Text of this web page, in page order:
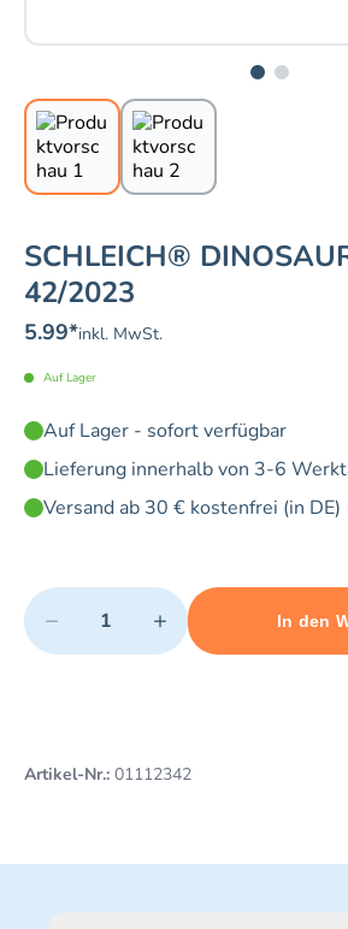
SCHLEICH®
42/2023
5.99*inkl. MwSt.
Auf Lager
Auf Lager - sofort verfügbar
Lieferung innerhalb von 3-6
Versand ab 30 € kostenfrei (in DE)
Quantity
− +
Minimum quantity: 1 MaximumIn den
Add 1 item to cart
Artikel-Nr.: 01112342